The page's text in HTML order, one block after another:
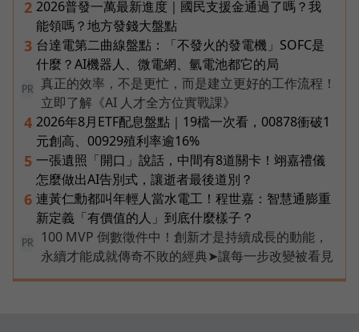
2 2026普發一萬最新進度｜國民支援金通過了嗎？我
能領嗎？地方發錢大盤點
3 台達電第二曲線盤點：「不發火的發電機」SOFC是
什麼？AI機器人、微電網、氫電池都它的局
PR
真正的效率，不是更忙，而是建立更好的工作流程！
立即了解《AI 人才全方位實戰課》
4 2026年8月ETF配息盤點｜19檔一次看，00878衝破1
元創高、00929殖利率逾16%
5 一張遺照「開口」說話，中間有8道關卡！翊嘉禮儀
怎麼做出AI告別式，讓逝者最後道別？
6 連黃仁勳都叫年輕人當水電工！程世嘉：智慧通膨重
新定義「有價值的人」到底什麼樣子？
PR
100 MVP 倒數徵件中！創新才是持續成長的動能，
永續才能成就傳奇不敗的經典➤讓每一步改變被看見